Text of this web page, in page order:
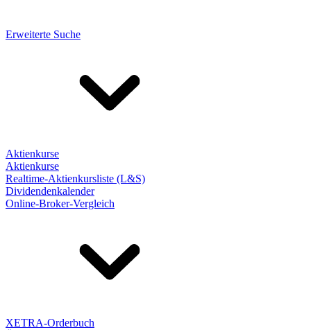
Erweiterte Suche
Aktienkurse
Aktienkurse
Realtime-Aktienkursliste (L&S)
Dividendenkalender
Online-Broker-Vergleich
XETRA-Orderbuch